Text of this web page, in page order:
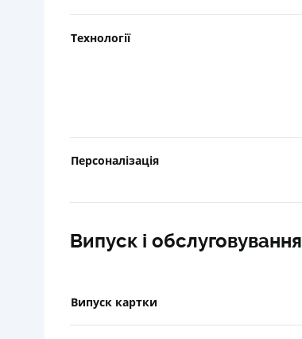
Технології
Персоналізація
Випуск і обслуговування
Випуск картки